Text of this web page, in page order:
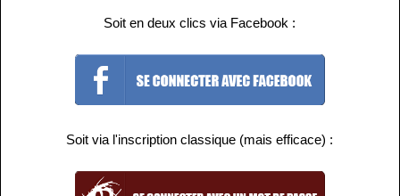
Soit en deux clics via Facebook :
Soit via l'inscription classique (mais efficace) :